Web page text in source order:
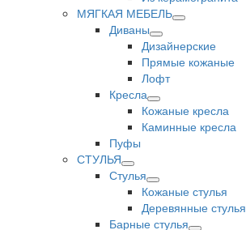
МЯГКАЯ МЕБЕЛЬ
Диваны
Дизайнерские
Прямые кожаные
Лофт
Кресла
Кожаные кресла
Каминные кресла
Пуфы
СТУЛЬЯ
Стулья
Кожаные стулья
Деревянные стулья
Барные стулья